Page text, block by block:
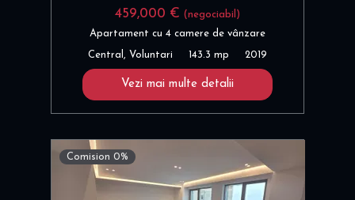
459,000 € (negociabil)
Apartament cu 4 camere de vânzare
Central, Voluntari 143.3 mp 2019
Vezi mai multe detalii
Comision 0%